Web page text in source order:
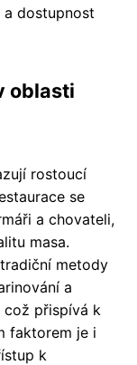
a dostupnost
oblasti
rostoucí
se
a chovateli,
masa.
metody
a
což přispívá k
faktorem je i
k